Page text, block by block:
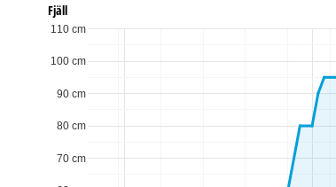
Fjäll
70 cm
80 cm
90 cm
100 cm
110 cm